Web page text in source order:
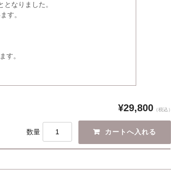
なりました。
す。
す。
¥29,800 （税込）
数量